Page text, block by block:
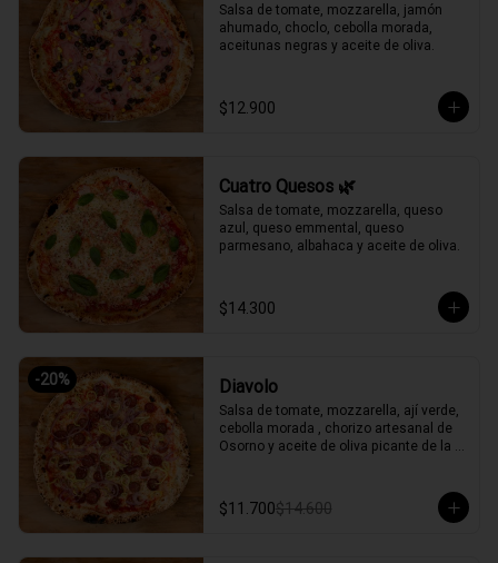
Salsa de tomate, mozzarella, jamón
ahumado, choclo, cebolla morada,
aceitunas negras y aceite de oliva.
$12.900
Cuatro Quesos 🌿
Salsa de tomate, mozzarella, queso
azul, queso emmental, queso
parmesano, albahaca y aceite de oliva.
$14.300
-20% Diavolo
Salsa de tomate, mozzarella, ají verde,
cebolla morada , chorizo artesanal de
Osorno y aceite de oliva picante de la
$11.700$14.600